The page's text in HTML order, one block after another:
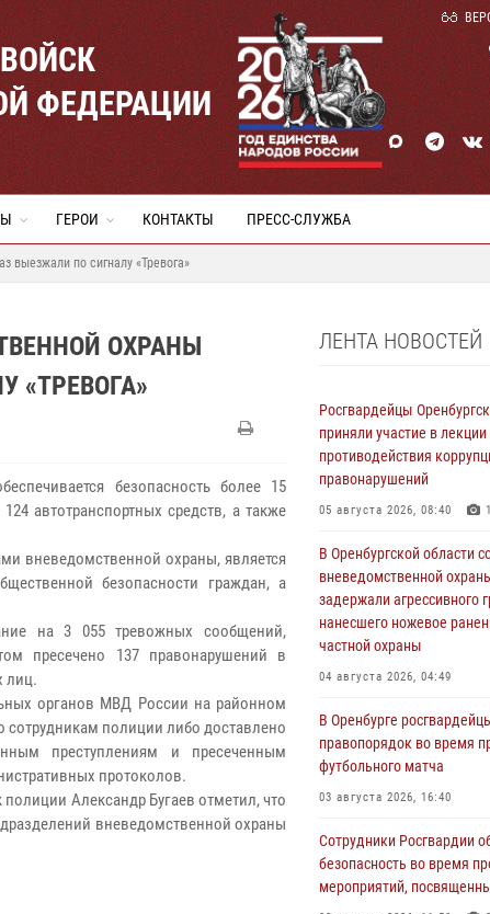
ФЕДЕРАЦИИ
ГЕРОИ КОНТАКТЫ ПРЕСС-СЛУЖБА
выезжали по сигналу «Тревога»
ОХРАНЫ
«ТРЕВОГА»
безопасность более 15
автотранспортных средств, а также
вневедомственной охраны, является
безопасности граждан, а
на 3 055 тревожных сообщений,
пресечено 137 правонарушений в
лиц.
органов МВД России на районном
полиции либо доставлено
преступлениям и пресеченным
протоколов.
Александр Бугаев отметил, что
вневедомственной охраны
ЛЕНТА НОВОСТЕЙ
Росгвардейцы
приняли участие в
противодействия
правонарушений
05 августа 2026, 08:40 1
В Оренбургской области
вневедомственной
задержали агрессивного
нанесшего ножевое
частной охраны
04 августа 2026, 04:49
В Оренбурге
правопорядок во время
футбольного матча
03 августа 2026, 16:40
Сотрудники Росгвардии
безопасность во время
мероприятий,